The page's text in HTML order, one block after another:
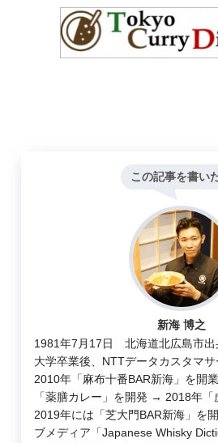
この記事を書い
新海 博之
1981年7月17日 北海道北広島市出
大学卒業後、NTTデータカスタマサ
2010年「麻布十番BAR新海」を開
「薬膳カレー」を開発 → 2018年「
2019年には「芝大門BAR新海」
ブメディア「Japanese Whisky